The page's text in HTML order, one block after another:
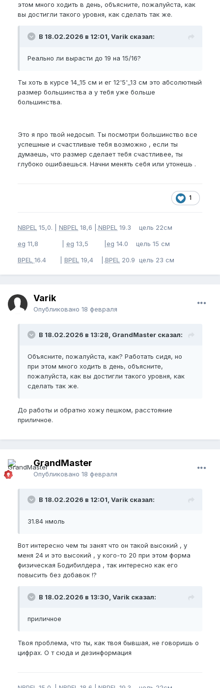
этом много ходить в день, объясните, пожалуйста, как
вы достигли такого уровня, как сделать так же.
В 18.02.2026 в 12:01, Varik сказал:
Реально ли вырасти до 19 на 15/16?
Ты хоть в курсе 14_15 см и ег 12'5'_13 см это абсолютный
размер большинства а у тебя уже больше
большинства.
Это я про твой недосып. Ты посмотри большинство все
успешные и счастливые тебя возможно , если ты
думаешь, что размер сделает тебя счастливее, ты
глубоко ошибаешься. Начни менять себя или утонешь .
1
NBPEL 15,0. | NBPEL 18,6 |.NBPEL 19.3 цель 22см
eg 11,8 | eg 13,5 | eg 14.0 цель 15 см
BPEL 16.4 | BPEL 19,4 |.BPEL 20.9 цель 23 см
Varik
Опубликовано 18 февраля
В 18.02.2026 в 13:28, GrandMaster сказал:
Объясните, пожалуйста, как? Работать сидя, но
при этом много ходить в день, объясните,
пожалуйста, как вы достигли такого уровня, как
сделать так же.
До работы и обратно хожу пешком, расстояние
приличное.
GrandMaster
Опубликовано 18 февраля
В 18.02.2026 в 12:01, Varik сказал:
31.84 нмоль
Вот интересно чем ты занят что он такой высокий , у
меня 24 и это высокий , у кого-то 20 при этом форма
физическая Бодибилдера , так интересно как его
повысить без добавок !?
В 18.02.2026 в 13:30, Varik сказал:
приличное
Твоя проблема, что ты, как твоя бывшая, не говоришь о
цифрах. О т сюда и дезинформация